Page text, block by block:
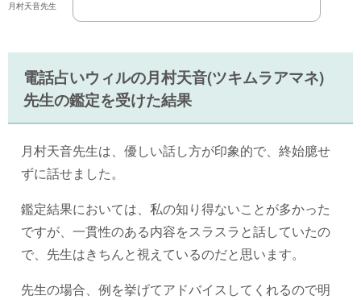
月村天音先生
電話占いウィルの月村天音(ツキムラアマネ)
先生の鑑定を受けた結果
月村天音先生は、優しい話し方が印象的で、終始臆せ
ずに話せました。
鑑定結果においては、私の知り得ないことが多かった
ですが、一貫性のある内容をスラスラと話していたの
で、先生はきちんと視えているのだと思います。
先生の場合、例を挙げてアドバイスしてくれるので明